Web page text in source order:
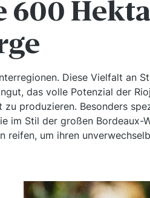
600
Diese Vielfalt an
das volle Potenzial der
produzieren. Besonders
im Stil der großen Bordeaux-
reifen, um ihren